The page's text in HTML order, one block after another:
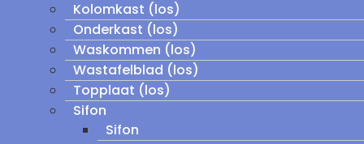
Kolomkast (los)
Onderkast (los)
Waskommen (los)
Wastafelblad (los)
Topplaat (los)
Sifon
Sifon